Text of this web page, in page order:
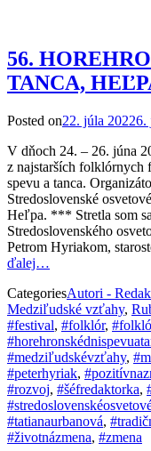
56.
TANCA,
Posted on22. júla 20226.
V dňoch 24. – 26. júna
z najstarších folklórnych
spevu a tanca.
Stredoslovenské
Heľpa. *** Stretla som
Stredoslovenského
Petrom Hyriakom,
ďalej…
CategoriesAutori -
Medziľudské vzťahy,
#festival, #folklór,
#medziľudskévzťahy,
#peterhyriak,
#rozvoj, #šéfredaktorka,
#tatianaurbanová,
#životnázmena, #zmena